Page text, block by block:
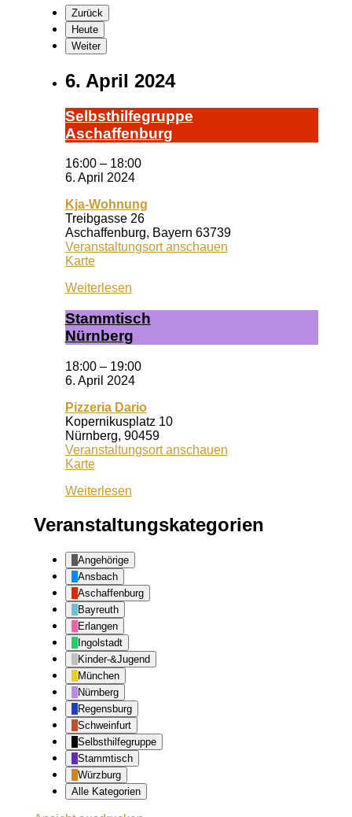
Zurück
Heute
Weiter
6. April 2024
Selbst­hil­fe­grup­pe
A­schaf­fen­burg
16:00 – 18:00
6. April 2024
Kja-Wohnung
Treibgasse 26
Aschaffenburg, Bayern 63739
Veranstaltungsort anschauen
KarteKja-
Weiterlesen
Stamm­tisch
Nürn­berg
18:00 – 19:00
6. April 2024
Pizzeria Dario
Kopernikusplatz 10
Nürnberg, 90459
Veranstaltungsort anschauen
KartePizzeria
Weiterlesen
Veranstaltungskategorien
Angehörige
Ansbach
Aschaffenburg
Bayreuth
Erlangen
Ingolstadt
Kinder-&Jugend
München
Nürnberg
Regensburg
Schweinfurt
Selbsthilfegruppe
Stammtisch
Würzburg
Alle Kategorien